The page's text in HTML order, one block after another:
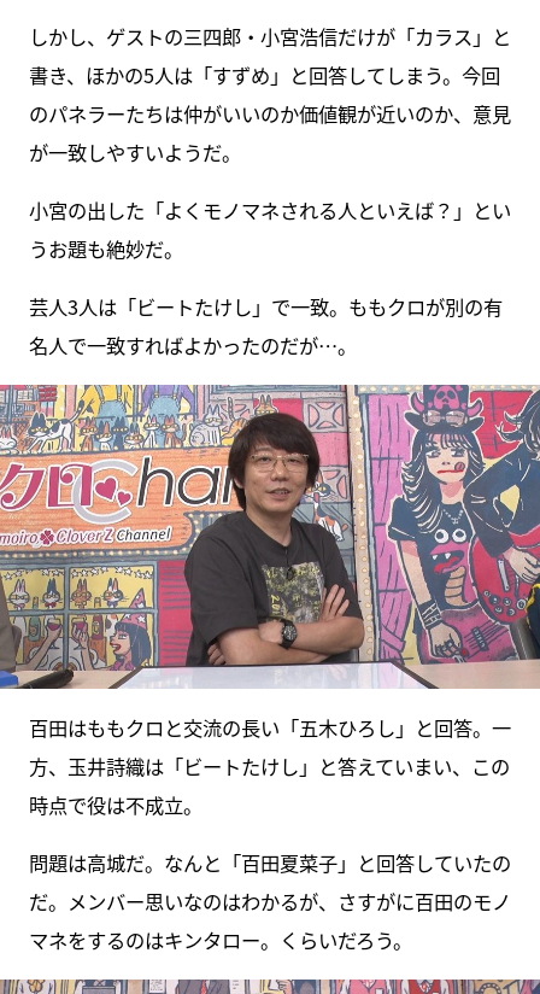
しかし、ゲストの三四郎・小宮浩信だけが「カラス」と
書き、ほかの5人は「すずめ」と回答してしまう。今回
のパネラーたちは仲がいいのか価値観が近いのか、意見
が一致しやすいようだ。
小宮の出した「よくモノマネされる人といえば？」とい
うお題も絶妙だ。
芸人3人は「ビートたけし」で一致。ももクロが別の有
名人で一致すればよかったのだが…。
百田はももクロと交流の長い「五木ひろし」と回答。一
方、玉井詩織は「ビートたけし」と答えていまい、この
時点で役は不成立。
問題は高城だ。なんと「百田夏菜子」と回答していたの
だ。メンバー思いなのはわかるが、さすがに百田のモノ
マネをするのはキンタロー。くらいだろう。